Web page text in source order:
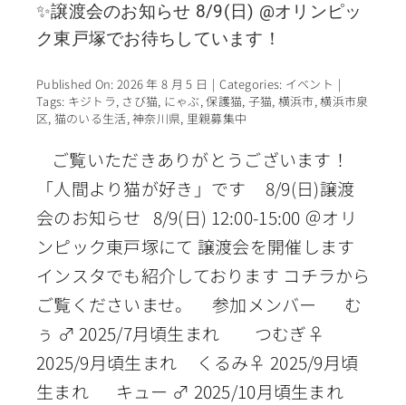
✨譲渡会のお知らせ 8/9(日) @オリンピッ
ク東戸塚でお待ちしています！
Published On: 2026 年 8 月 5 日 | Categories: イベント |
Tags: キジトラ, さび猫, にゃぶ,保護猫, 子猫, 横浜市,横浜市泉
区, 猫のいる生活,神奈川県, 里親募集中
ご覧いただきありがとうございます！
「人間より猫が好き」です 8/9(日)譲渡
会のお知らせ 8/9(日) 12:00-15:00 ＠オリ
ンピック東戸塚にて 譲渡会を開催します
インスタでも紹介しております コチラから
ご覧くださいませ。 参加メンバー む
ぅ ♂ 2025/7月頃生まれ つむぎ♀
2025/9月頃生まれ くるみ♀ 2025/9月頃
生まれ キュー ♂ 2025/10月頃生まれ